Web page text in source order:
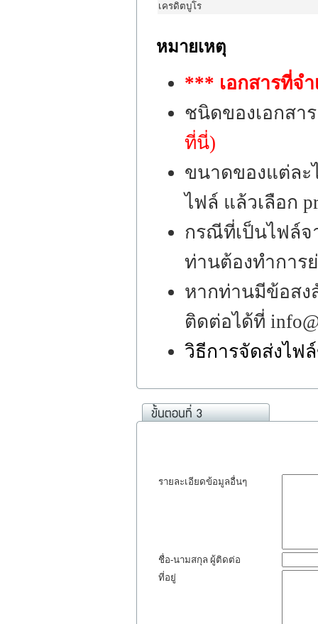
เครดิตบูโร
หมายเหตุ
*** เอกสารที่จ
ชนิดของเอกสา
ที่นี่)
ขนาดของแต่ละ
ไฟล์ แล้วเลือก
กรณีที่เป็นไฟล์
ท่านต้องทำการ
หากท่านมีข้อสง
ติดต่อได้ที่
วิธีการจัดส่งไฟ
รายละเอียดข้อมูลอื่นๆ
ชื่อ-นามสกุล ผู้ติดต่อ
ที่อยู่